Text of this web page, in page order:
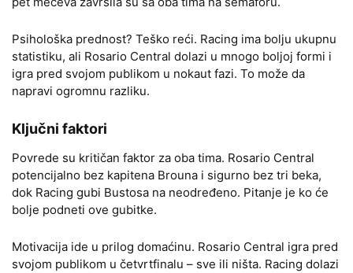
Psihološka prednost? Teško reći. Racing ima bolju ukupnu
statistiku, ali Rosario Central dolazi u mnogo boljoj formi i
igra pred svojom publikom u nokaut fazi. To može da
napravi ogromnu razliku.
Ključni faktori
Povrede su kritičan faktor za oba tima. Rosario Central
potencijalno bez kapitena Brouna i sigurno bez tri beka,
dok Racing gubi Bustosa na neodređeno. Pitanje je ko će
bolje podneti ove gubitke.
Motivacija ide u prilog domaćinu. Rosario Central igra pred
svojom publikom u četvrtfinalu – sve ili ništa. Racing dolazi